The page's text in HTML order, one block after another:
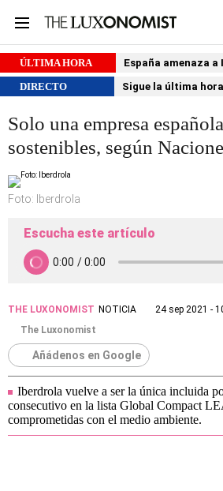
ÚLTIMA HORA
España amenaza
DIRECTO
Sigue la última
Solo una empresa
sostenibles, según
Foto: Iberdrola
Escucha este artículo
THE LUXONOMIST NOTICIA
24 sep 2021 -
The Luxonomist
Añádenos en Google
Iberdrola vuelve a ser la única incluida
consecutivo en la lista Global Compact
comprometidas con el medio ambiente.